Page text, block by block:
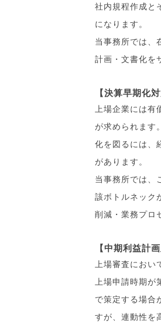
社内規程作成と
になります。
当事務所では、
計画・文書化を
【決算早期化
上場企業には有
が求められます
化を図るには、
があります。
当事務所では、
該ボトルネック
削減・業務プロ
【中期利益計
上場審査におい
上場申請時期が
で策定する場合
すが、連動性を